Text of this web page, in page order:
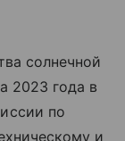
солнечной
2023 года в
по
и